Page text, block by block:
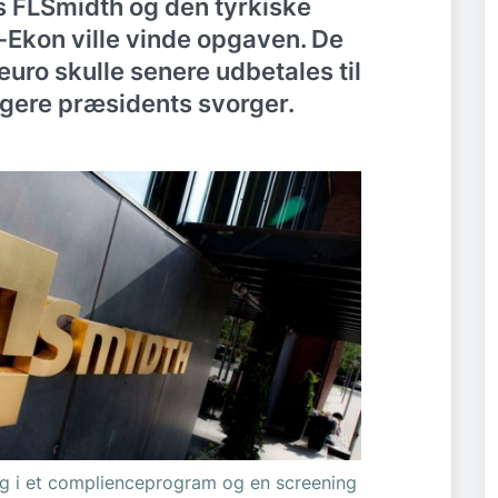
og den tyrkiske
ville vinde opgaven. De
skulle senere udbetales til
præsidents svorger.
i et complienceprogram og en screening